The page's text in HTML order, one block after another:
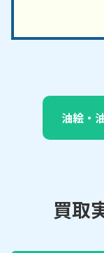
油絵・
買取